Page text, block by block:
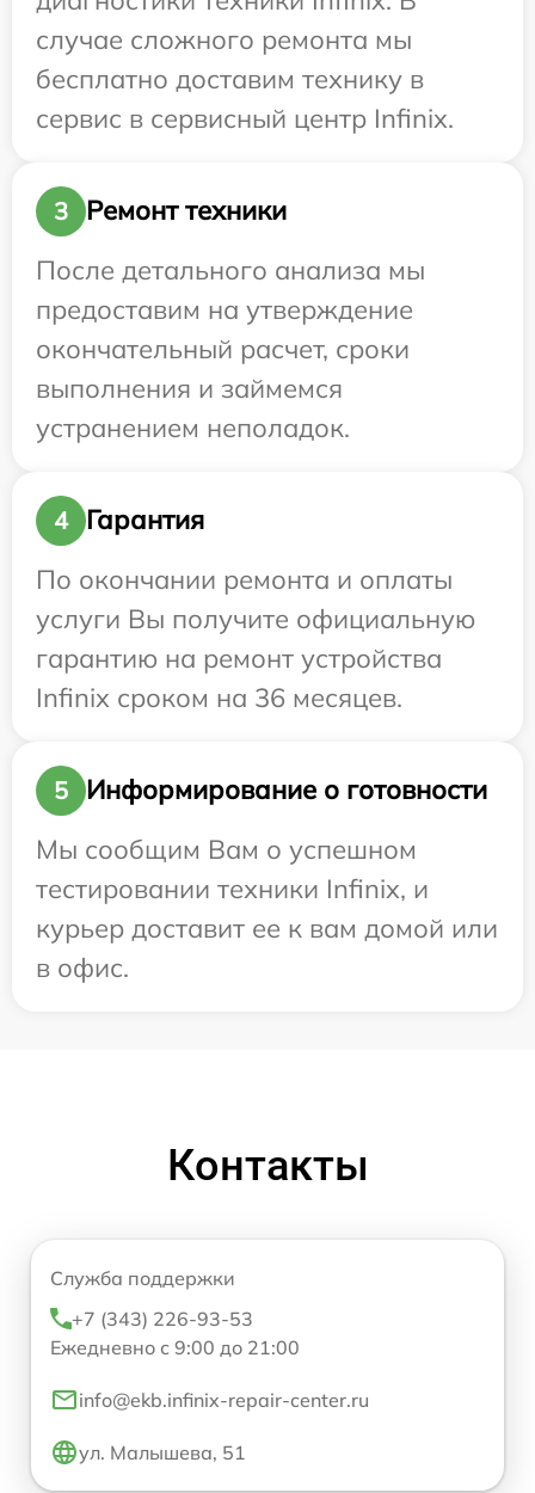
случае сложного ремонта мы
бесплатно доставим технику в
сервис в сервисный центр Infinix.
3
Ремонт техники
После детального анализа мы
предоставим на утверждение
окончательный расчет, сроки
выполнения и займемся
устранением неполадок.
4
Гарантия
По окончании ремонта и оплаты
услуги Вы получите официальную
гарантию на ремонт устройства
Infinix сроком на 36 месяцев.
5
Информирование о готовности
Мы сообщим Вам о успешном
тестировании техники Infinix, и
курьер доставит ее к вам домой или
в офис.
Контакты
Служба поддержки
+7 (343) 226-93-53
Ежедневно с 9:00 до 21:00
info@ekb.infinix-repair-center.ru
ул. Малышева, 51